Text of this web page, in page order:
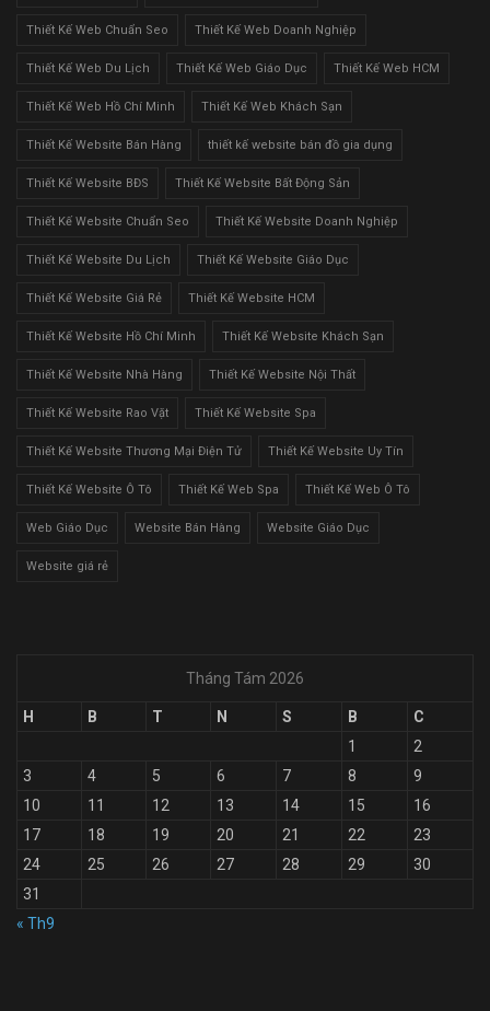
Thiết Kế Web Chuẩn Seo Thiết Kế Web Doanh Nghiệp
Thiết Kế Web Du Lịch Thiết Kế Web Giáo Dục Thiết Kế Web HCM
Thiết Kế Web Hồ Chí Minh Thiết Kế Web Khách Sạn
Thiết Kế Website Bán Hàng thiết kế website bán đồ gia dụng
Thiết Kế Website BĐS Thiết Kế Website Bất Động Sản
Thiết Kế Website Chuẩn Seo Thiết Kế Website Doanh Nghiệp
Thiết Kế Website Du Lịch Thiết Kế Website Giáo Dục
Thiết Kế Website Giá Rẻ Thiết Kế Website HCM
Thiết Kế Website Hồ Chí Minh Thiết Kế Website Khách Sạn
Thiết Kế Website Nhà Hàng Thiết Kế Website Nội Thất
Thiết Kế Website Rao Vặt Thiết Kế Website Spa
Thiết Kế Website Thương Mại Điện Tử Thiết Kế Website Uy Tín
Thiết Kế Website Ô Tô Thiết Kế Web Spa Thiết Kế Web Ô Tô
Web Giáo Dục Website Bán Hàng Website Giáo Dục
Website giá rẻ
Tháng Tám 2026
H B T N S B
C
1
2
3
4 5 6 7 8
9
10
11 12 13 14 15
16
17
18 19 20 21 22
23
24
25 26 27 28 29
30
31
« Th9